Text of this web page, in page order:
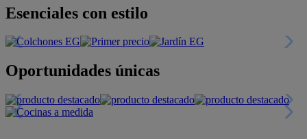
Esenciales con estilo
Oportunidades únicas